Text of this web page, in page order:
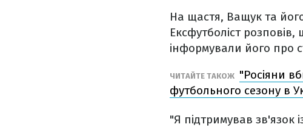
На щастя, Ващук та
Ексфутболіст розповів,
інформували його про
ЧИТАЙТЕ ТАКОЖ "Росіяни
футбольного сезону в
"Я підтримував зв'язок